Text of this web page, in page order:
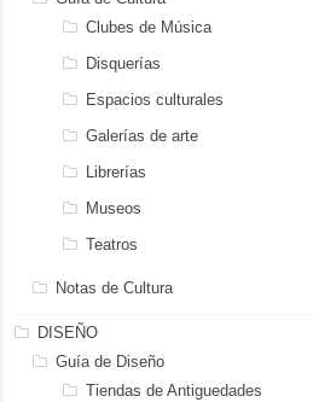
Clubes de Música
Disquerías
Espacios culturales
Galerías de arte
Librerías
Museos
Teatros
Notas de Cultura
DISEÑO
Guía de Diseño
Tiendas de Antiguedades